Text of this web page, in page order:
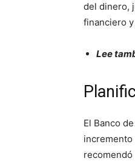
del dinero,
financiero
Lee
El Banco